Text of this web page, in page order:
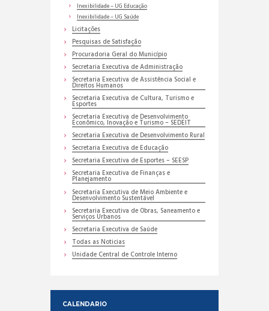
Inexibilidade – UG Educação
Inexibilidade – UG Saúde
Licitações
Pesquisas de Satisfação
Procuradoria Geral do Município
Secretaria Executiva de Administração
Secretaria Executiva de Assistência Social e
Direitos Humanos
Secretaria Executiva de Cultura, Turismo e
Esportes
Secretaria Executiva de Desenvolvimento
Econômico, Inovação e Turismo – SEDEIT
Secretaria Executiva de Desenvolvimento Rural
Secretaria Executiva de Educação
Secretaria Executiva de Esportes – SEESP
Secretaria Executiva de Finanças e
Planejamento
Secretaria Executiva de Meio Ambiente e
Desenvolvimento Sustentável
Secretaria Executiva de Obras, Saneamento e
Serviços Urbanos
Secretaria Executiva de Saúde
Todas as Noticias
Unidade Central de Controle Interno
CALENDARIO